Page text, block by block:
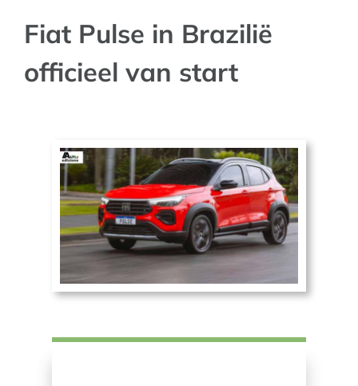
AUTO NIEUWS
Fiat Pulse in Brazilië
officieel van start